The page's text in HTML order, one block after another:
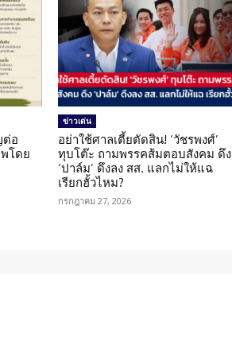
อ
โดย
ข่าวเด่น
อย่าใช้ศาลเตี้ยตัดสิน! ‘วัชรพงศ์’
ทุบโต๊ะ ถามพรรคส้มตอบสังคม ดึง
‘ปาล์ม’ ดึงลง สส. แลกไม่ให้แฉ
เรียกฮั้วไหม?
กรกฎาคม 27, 2026